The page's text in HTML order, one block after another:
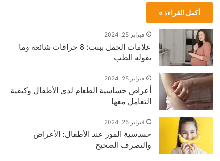
أكمل القراءة »
فبراير 25, 2024
علامات الحمل ببنت: 8 خرافات شائعة وما
يقوله الطب
فبراير 25, 2024
أعراض حساسية الطعام لدى الأطفال وكيفية
التعامل معها
فبراير 25, 2024
حساسية الموز عند الأطفال: الأعراض
والتصرف الصحيح